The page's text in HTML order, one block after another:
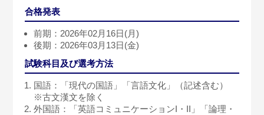
合格発表
前期：2026年02月16日(月)
後期：2026年03月13日(金)
試験科目及び選考方法
国語：「現代の国語」「言語文化」（記述含む）
※古文漢文を除く
外国語：「英語コミュニケーションI・II」「論理・